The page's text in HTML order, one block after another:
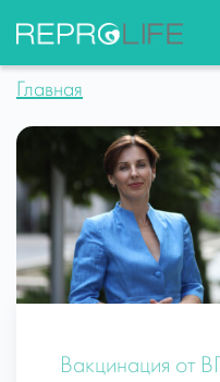
content
Главная
Вакцинация от